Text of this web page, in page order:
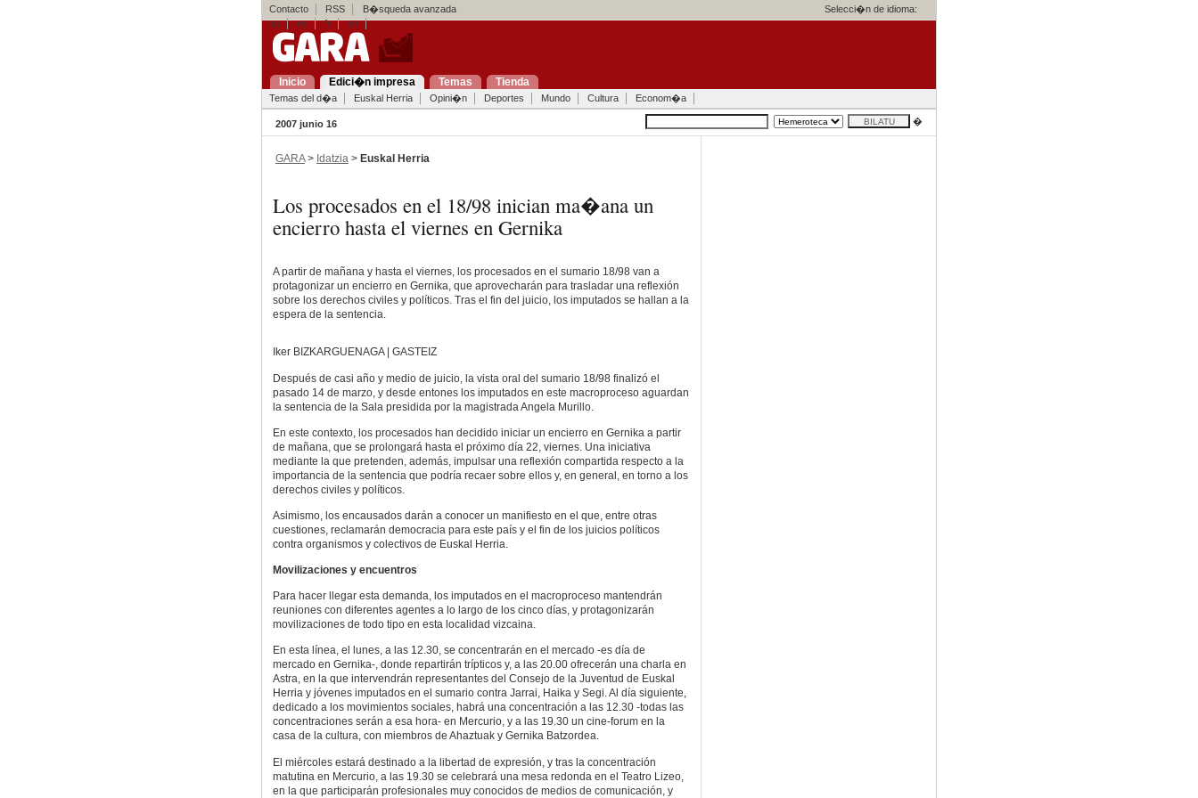
Contacto RSS B�squeda avanzada
Selecci�n de idioma:
eu
es fr en
Inicio Edici�n impresa Temas Tienda
Temas del d�a Euskal Herria Opini�n Deportes Mundo Cultura Econom�a
2007 junio 16 �
GARA> Idatzia > Euskal Herria
Los procesados en el 18/98 inician ma�ana un
encierro hasta el viernes en Gernika
A partir de mañana y hasta el viernes, los procesados en el sumario 18/98 van a
protagonizar un encierro en Gernika, que aprovecharán para trasladar una reflexión
sobre los derechos civiles y políticos. Tras el fin del juicio, los imputados se hallan a la
espera de la sentencia.
Iker BIZKARGUENAGA | GASTEIZ
Después de casi año y medio de juicio, la vista oral del sumario 18/98 finalizó el
pasado 14 de marzo, y desde entones los imputados en este macroproceso aguardan
la sentencia de la Sala presidida por la magistrada Angela Murillo.
En este contexto, los procesados han decidido iniciar un encierro en Gernika a partir
de mañana, que se prolongará hasta el próximo día 22, viernes. Una iniciativa
mediante la que pretenden, además, impulsar una reflexión compartida respecto a la
importancia de la sentencia que podría recaer sobre ellos y, en general, en torno a los
derechos civiles y políticos.
Asimismo, los encausados darán a conocer un manifiesto en el que, entre otras
cuestiones, reclamarán democracia para este país y el fin de los juicios políticos
contra organismos y colectivos de Euskal Herria.
Movilizaciones y encuentros
Para hacer llegar esta demanda, los imputados en el macroproceso mantendrán
reuniones con diferentes agentes a lo largo de los cinco días, y protagonizarán
movilizaciones de todo tipo en esta localidad vizcaina.
En esta línea, el lunes, a las 12.30, se concentrarán en el mercado -es día de
mercado en Gernika-, donde repartirán trípticos y, a las 20.00 ofrecerán una charla en
Astra, en la que intervendrán representantes del Consejo de la Juventud de Euskal
Herria y jóvenes imputados en el sumario contra Jarrai, Haika y Segi. Al día siguiente,
dedicado a los movimientos sociales, habrá una concentración a las 12.30 -todas las
concentraciones serán a esa hora- en Mercurio, y a las 19.30 un cine-forum en la
casa de la cultura, con miembros de Ahaztuak y Gernika Batzordea.
El miércoles estará destinado a la libertad de expresión, y tras la concentración
matutina en Mercurio, a las 19.30 se celebrará una mesa redonda en el Teatro Lizeo,
en la que participarán profesionales muy conocidos de medios de comunicación, y